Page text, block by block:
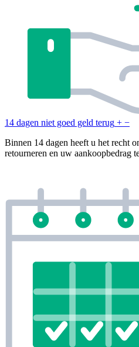
14 dagen niet goed geld terug + −
Binnen 14 dagen heeft u het recht
retourneren en uw aankoopbedrag